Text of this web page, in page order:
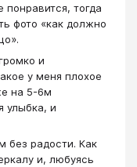
тогда
фото «как должно
и
у меня плохое
на 5-6м
улыбка, и
без радости. Как
и, любуясь